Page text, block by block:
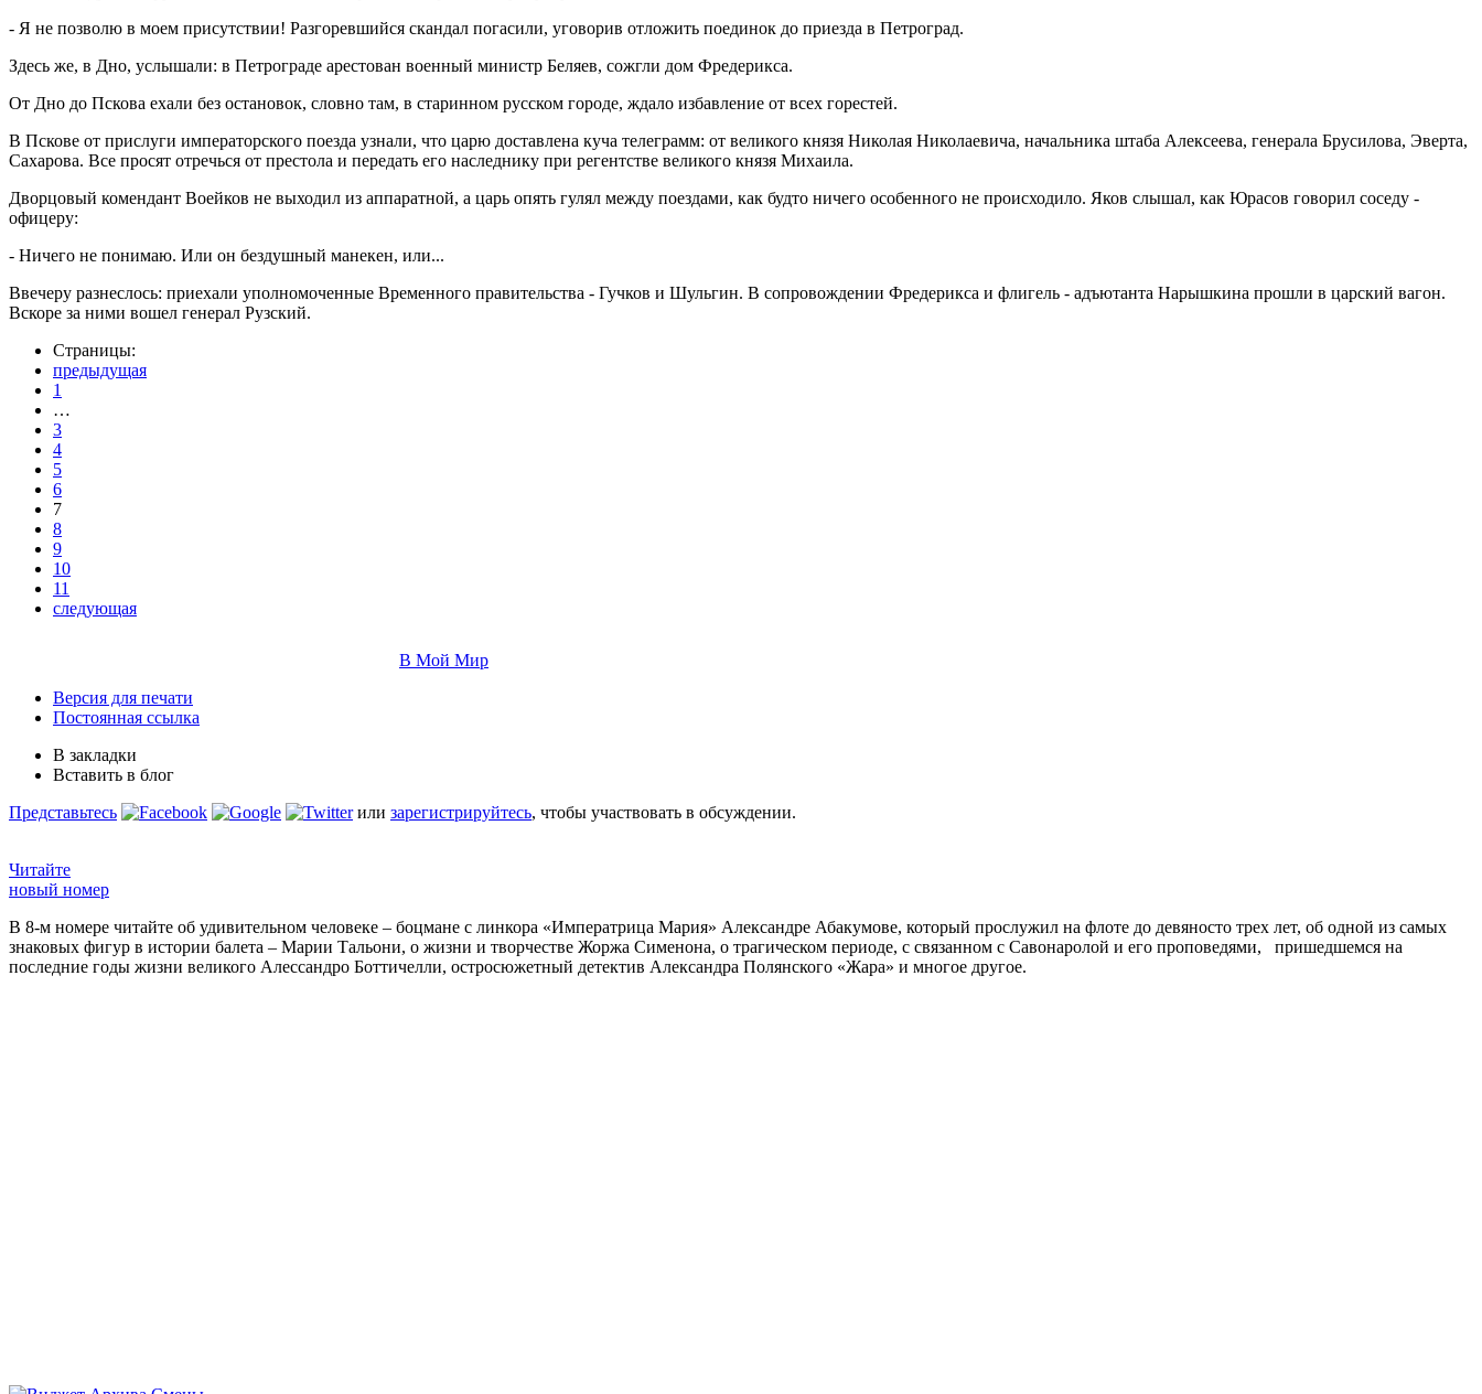
- Я не позволю в моем присутствии! Разгоревшийся скандал погасили, уговорив отложить поединок до приезда в Петроград.
Здесь же, в Дно, услышали: в Петрограде арестован военный министр Беляев, сожгли дом Фредерикса.
От Дно до Пскова ехали без остановок, словно там, в старинном русском городе, ждало избавление от всех горестей.
В Пскове от прислуги императорского поезда узнали, что царю доставлена куча телеграмм: от великого князя Николая Николаевича, начальника штаба Алексеева, генерала Брусилова, Эверта,
Сахарова. Все просят отречься от престола и передать его наследнику при регентстве великого князя Михаила.
Дворцовый комендант Воейков не выходил из аппаратной, а царь опять гулял между поездами, как будто ничего особенного не происходило. Яков слышал, как Юрасов говорил соседу -
офицеру:
- Ничего не понимаю. Или он бездушный манекен, или...
Ввечеру разнеслось: приехали уполномоченные Временного правительства - Гучков и Шульгин. В сопровождении Фредерикса и флигель - адъютанта Нарышкина прошли в царский вагон.
Вскоре за ними вошел генерал Рузский.
Страницы:
предыдущая
1
…
3
4
5
6
7
8
9
10
11
следующая
В Мой Мир
Версия для печати
Постоянная ссылка
В закладки
Вставить в блог
Представьтесь
или зарегистрируйтесь, чтобы участвовать в обсуждении.
Читайте
новый номер
В 8-м номере читайте об удивительном человеке – боцмане с линкора «Императрица Мария» Александре Абакумове, который прослужил на флоте до девяносто трех лет, об одной из самых
знаковых фигур в истории балета – Марии Тальони, о жизни и творчестве Жоржа Сименона, о трагическом периоде, с связанном с Савонаролой и его проповедями, пришедшемся на
последние годы жизни великого Алессандро Боттичелли, остросюжетный детектив Александра Полянского «Жара» и многое другое.